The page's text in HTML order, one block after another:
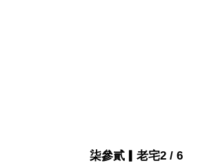
柒參貳▎老宅2 / 6